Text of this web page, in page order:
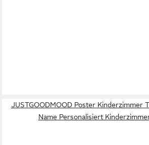
JUSTGOODMOOD Poster Kinderzimmer
Name Personalisiert